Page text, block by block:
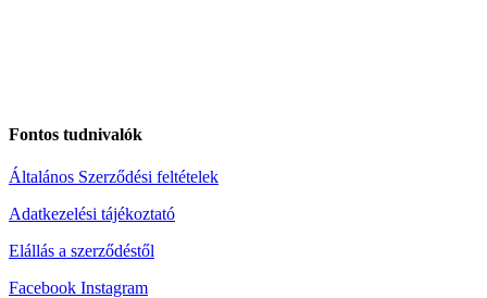
Fontos tudnivalók
Általános Szerződési feltételek
Adatkezelési tájékoztató
Elállás a szerződéstől
Facebook Instagram